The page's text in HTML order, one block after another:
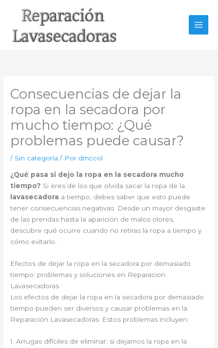
Consecuencias de dejar la
ropa en la secadora por
mucho tiempo: ¿Qué
problemas puede causar?
/ Sin categoría / Por dmccol
¿Qué pasa si dejo la ropa en la secadora mucho
tiempo? Si eres de los que olvida sacar la ropa de la
lavasecadora a tiempo, debes saber que esto puede
tener consecuencias negativas. Desde un mayor desgaste
de las prendas hasta la aparición de malos olores,
descubre qué ocurre cuando no retiras la ropa a tiempo y
cómo evitarlo.
Efectos de dejar la ropa en la secadora por demasiado
tiempo: problemas y soluciones en Reparacion
Lavasecadoras.
Los efectos de dejar la ropa en la secadora por demasiado
tiempo pueden ser diversos y causar problemas en la
Reparación Lavasecadoras. Estos problemas incluyen:
1. Arrugas difíciles de eliminar: si dejamos la ropa en la